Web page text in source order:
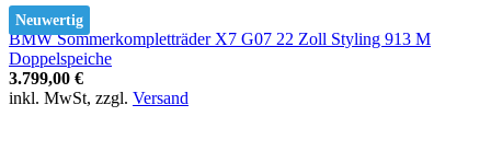
Neuwertig
BMW Sommerkompletträder X7 G07 22 Zoll Styling 913 M
Doppelspeiche
3.799,00 €
inkl. MwSt, zzgl. Versand